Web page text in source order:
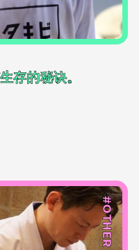
存的秘诀。
#OTHER